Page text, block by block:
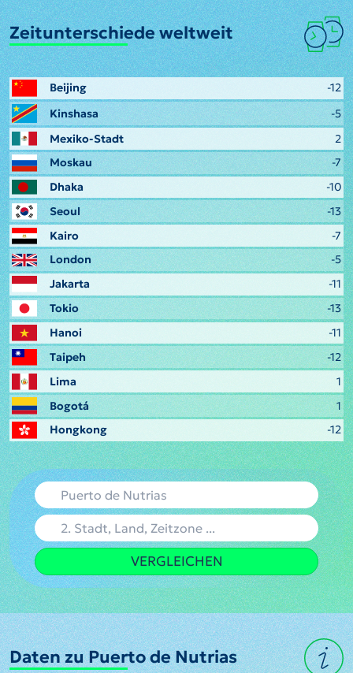
Zeitunterschiede weltweit
Beijing
-12
Kinshasa
-5
Mexiko-Stadt
2
Moskau
-7
Dhaka
-10
Seoul
-13
Kairo
-7
London
-5
Jakarta
-11
Tokio
-13
Hanoi
-11
Taipeh
-12
Lima
1
Bogotá
1
Hongkong
-12
VERGLEICHEN
Daten zu Puerto de Nutrias